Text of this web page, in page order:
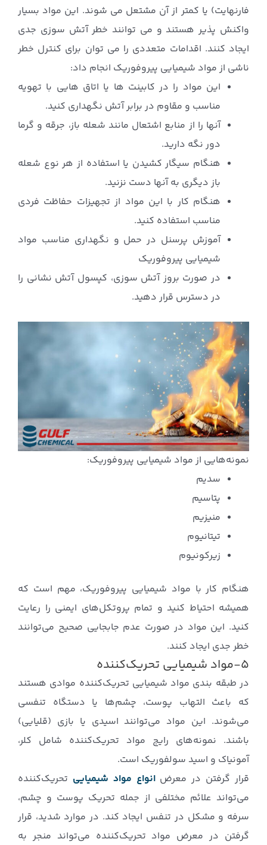
فارنهایت) یا کمتر از آن مشتعل می شوند. این مواد بسیار
واکنش پذیر هستند و می توانند خطر آتش سوزی جدی
ایجاد کنند. اقدامات متعددی را می توان برای کنترل خطر
ناشی از مواد شیمیایی پیروفوریک انجام داد:
این مواد را در کابینت ها یا اتاق هایی با تهویه
مناسب و مقاوم در برابر آتش نگهداری کنید.
آنها را از منابع اشتعال مانند شعله باز، جرقه و گرما
دور نگه دارید.
هنگام سیگار کشیدن یا استفاده از هر نوع شعله
باز دیگری به آنها دست نزنید.
هنگام کار با این مواد از تجهیزات حفاظت فردی
مناسب استفاده کنید.
آموزش پرسنل در حمل و نگهداری مناسب مواد
شیمیایی پیروفوریک
در صورت بروز آتش سوزی، کپسول آتش نشانی را
در دسترس قرار دهید.
نمونه‌هایی از مواد شیمیایی پیروفوریک:
سدیم
پتاسیم
منیزیم
تیتانیوم
زیرکونیوم
هنگام کار با مواد شیمیایی پیروفوریک، مهم است که
همیشه احتیاط کنید و تمام پروتکل‌های ایمنی را رعایت
کنید. این مواد در صورت عدم جابجایی صحیح می‌توانند
خطر جدی ایجاد کنند.
۵-مواد شیمیایی تحریک‌کننده
در طبقه بندی مواد شیمیایی تحریک‌کننده موادی هستند
که باعث التهاب پوست، چشم‌ها یا دستگاه تنفسی
می‌شوند. این مواد می‌توانند اسیدی یا بازی (قلیایی)
باشند. نمونه‌های رایج مواد تحریک‌کننده شامل کلر،
آمونیاک و اسید سولفوریک است.
قرار گرفتن در معرضانواع مواد شیمیایی تحریک‌کننده
می‌تواند علائم مختلفی از جمله تحریک پوست و چشم،
سرفه و مشکل در تنفس ایجاد کند. در موارد شدید، قرار
گرفتن در معرض مواد تحریک‌کننده می‌تواند منجر به